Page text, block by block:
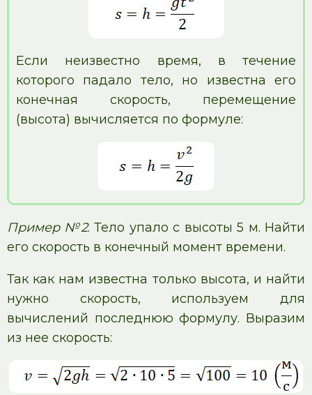
Если неизвестно время, в течение
которого падало тело, но известна его
конечная скорость, перемещение
(высота) вычисляется по формуле:
Пример №2. Тело упало с высоты 5 м. Найти
его скорость в конечный момент времени.
Так как нам известна только высота, и найти
нужно скорость, используем для
вычислений последнюю формулу. Выразим
из нее скорость: